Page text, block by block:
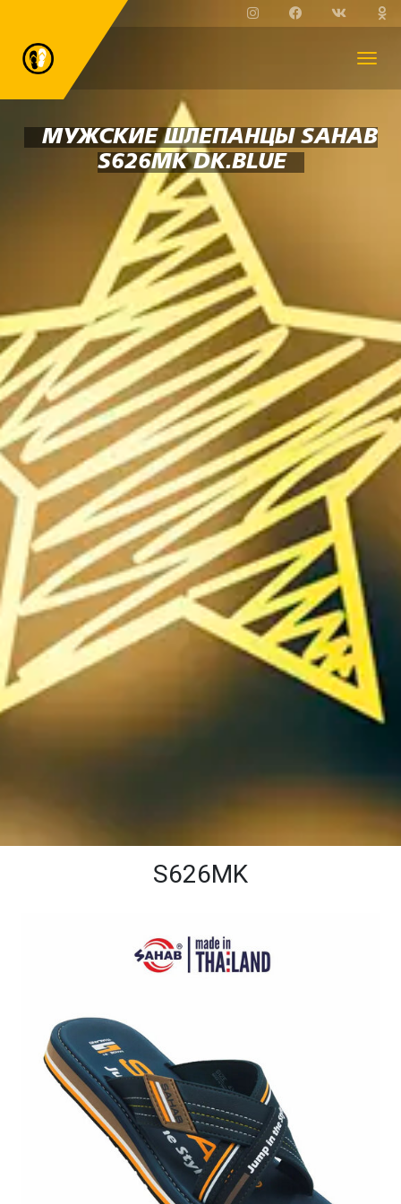
МУЖСКИЕ ШЛЕПАНЦЫ SAHAB
S626MK DK.BLUE
S626MK